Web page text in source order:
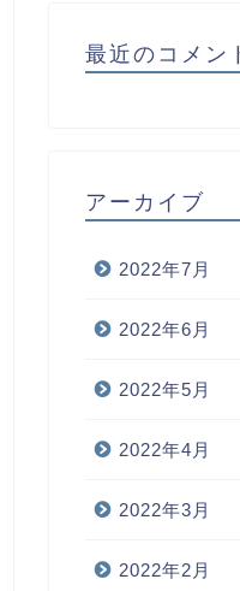
最近のコメン
アーカイブ
2022年7月
2022年6月
2022年5月
2022年4月
2022年3月
2022年2月